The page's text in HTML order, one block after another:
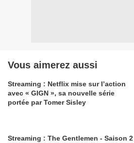
Vous aimerez aussi
Streaming : Netflix mise sur l’action
avec « GIGN », sa nouvelle série
portée par Tomer Sisley
Streaming : The Gentlemen - Saison 2